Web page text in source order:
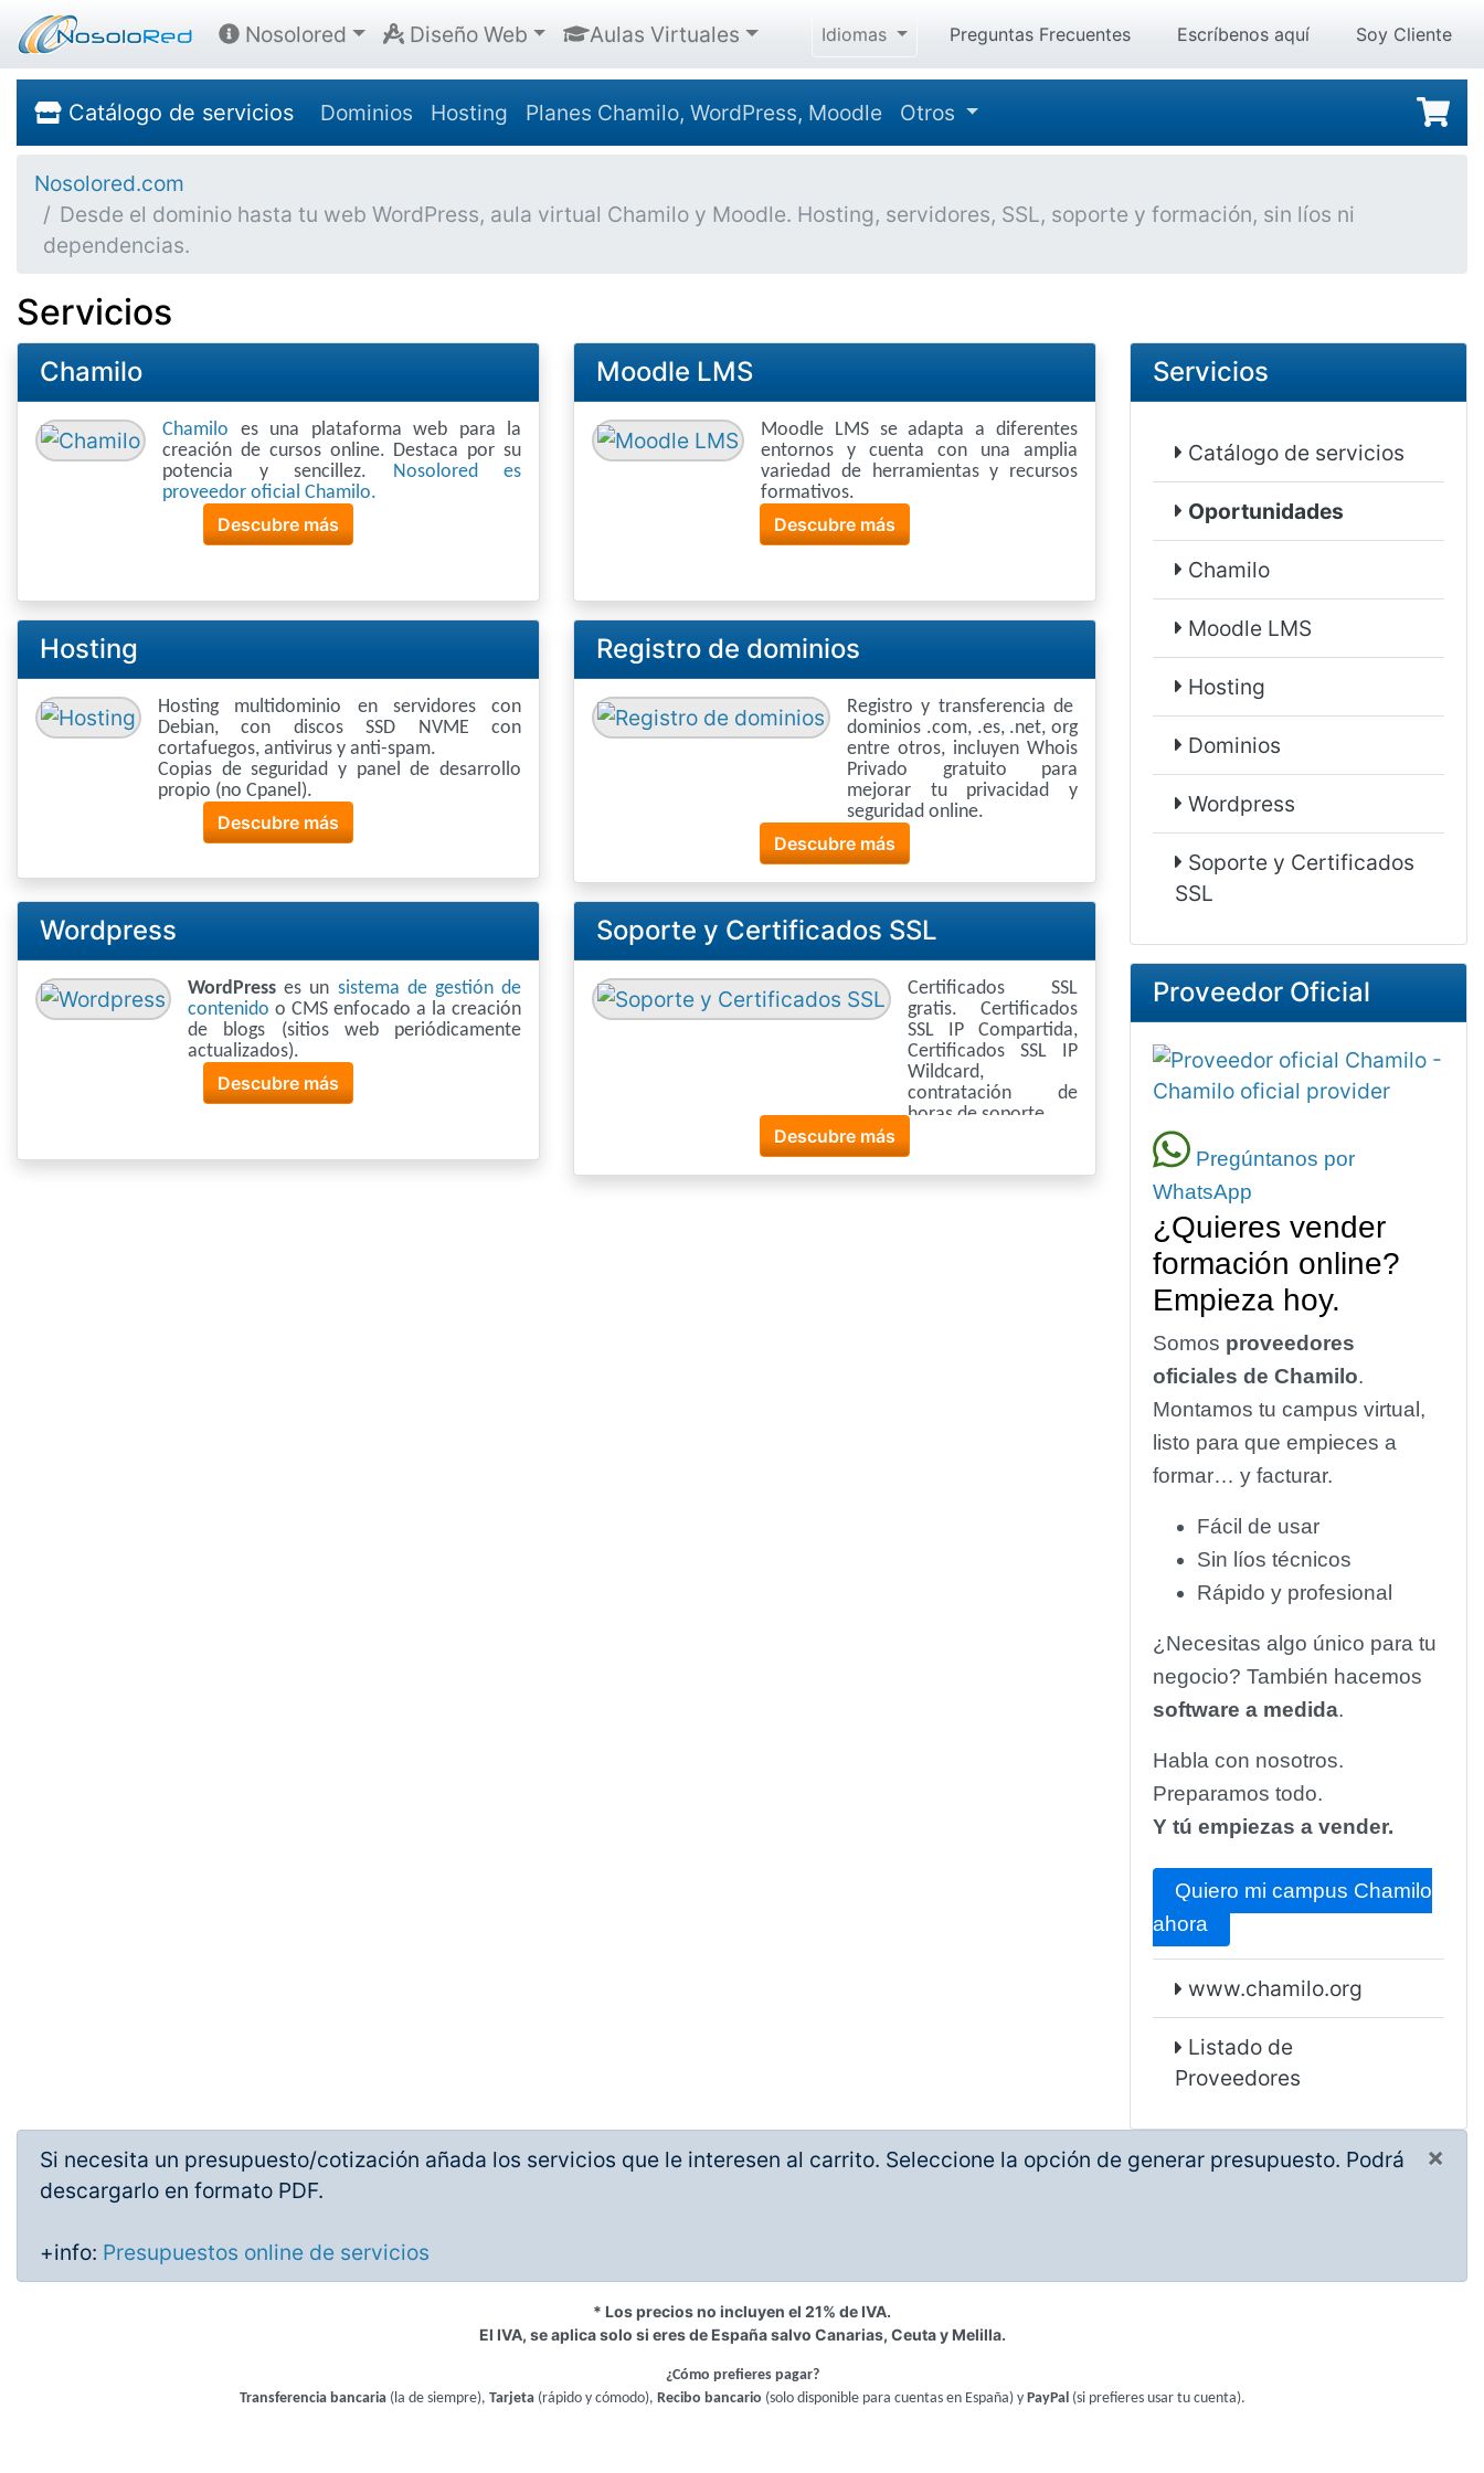
Nosolored Diseño Web Aulas Virtuales Idiomas Preguntas Frecuentes Escríbenos aquí Soy Cliente
Catálogo de servicios Dominios Hosting Planes Chamilo, WordPress, Moodle Otros
Nosolored.com
Desde el dominio hasta tu web WordPress, aula virtual Chamilo y Moodle. Hosting, servidores, SSL, soporte y formación, sin líos ni
dependencias.
Servicios
Chamilo
Chamilo es una plataforma web para la
creación de cursos online. Destaca por su
potencia y sencillez. Nosolored es
proveedor oficial Chamilo.
Descubre más
Moodle LMS
Moodle LMS se adapta a diferentes
entornos y cuenta con una amplia
variedad de herramientas y recursos
formativos.
Descubre más
Hosting
Hosting multidominio en servidores con
Debian, con discos SSD NVME con
cortafuegos, antivirus y anti-spam.
Copias de seguridad y panel de desarrollo
propio (no Cpanel).
Descubre más
Registro de dominios
Registro y transferencia de
dominios .com, .es, .net, org
entre otros, incluyen Whois
Privado gratuito para
mejorar tu privacidad y
seguridad online.
Descubre más
Wordpress
WordPress es un sistema de gestión de
contenido o CMS enfocado a la creación
de blogs (sitios web periódicamente
actualizados).
Descubre más
Soporte y Certificados SSL
Certificados SSL
gratis. Certificados
SSL IP Compartida,
Certificados SSL IP
Wildcard,
contratación de
horas de soporte
Descubre más
Servicios
Catálogo de servicios
Oportunidades
Chamilo
Moodle LMS
Hosting
Dominios
Wordpress
Soporte y Certificados
SSL
Proveedor Oficial
Pregúntanos por
WhatsApp
¿Quieres vender
formación online?
Empieza hoy.
Somos proveedores
oficiales de Chamilo.
Montamos tu campus virtual,
listo para que empieces a
formar… y facturar.
Fácil de usar
Sin líos técnicos
Rápido y profesional
¿Necesitas algo único para tu
negocio? También hacemos
software a medida.
Habla con nosotros.
Preparamos todo.
Y tú empiezas a vender.
Quiero mi campus Chamilo
ahora
www.chamilo.org
Listado de
Proveedores
×
Si necesita un presupuesto/cotización añada los servicios que le interesen al carrito. Seleccione la opción de generar presupuesto. Podrá
descargarlo en formato PDF.
+info: Presupuestos online de servicios
* Los precios no incluyen el 21% de IVA.
El IVA, se aplica solo si eres de España salvo Canarias, Ceuta y Melilla.
¿Cómo prefieres pagar?
Transferencia bancaria(la de siempre), Tarjeta(rápido y cómodo), Recibo bancario (solo disponible para cuentas en España) y PayPal(si prefieres usar tu cuenta).